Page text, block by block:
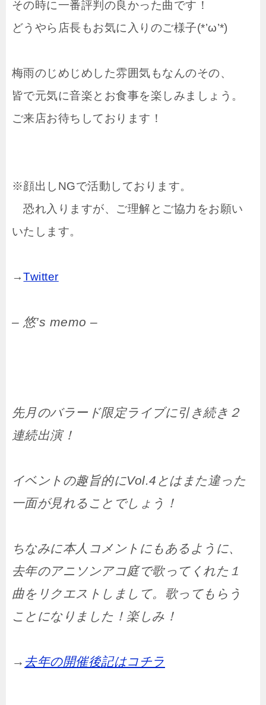
その時に一番評判の良かった曲です！
どうやら店長もお気に入りのご様子(*’ω’*)
梅雨のじめじめした雰囲気もなんのその、
皆で元気に音楽とお食事を楽しみましょう。
ご来店お待ちしております！
※顔出しNGで活動しております。
恐れ入りますが、ご理解とご協力をお願い
いたします。
→Twitter
– 悠’s memo –
先月のバラード限定ライブに引き続き２
連続出演！
イベントの趣旨的にVol.4とはまた違った
一面が見れることでしょう！
ちなみに本人コメントにもあるように、
去年のアニソンアコ庭で歌ってくれた１
曲をリクエストしまして。歌ってもらう
ことになりました！楽しみ！
→ 去年の開催後記はコチラ